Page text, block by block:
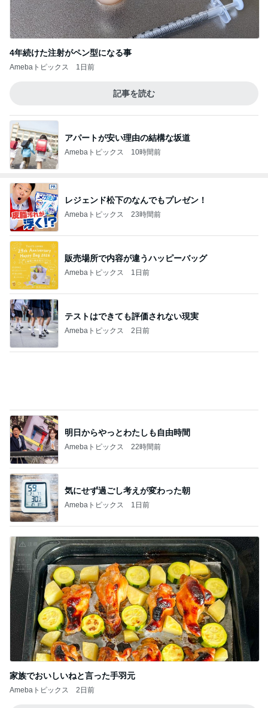
4年続けた注射がペン型になる事
Amebaトピックス 1日前
記事を読む
アパートが安い理由の結構な坂道
Amebaトピックス 10時間前
レジェンド松下のなんでもプレゼン！
Amebaトピックス 23時間前
販売場所で内容が違うハッピーバッグ
Amebaトピックス 1日前
テストはできても評価されない現実
Amebaトピックス 2日前
気にせず過ごし考えが変わった朝
Amebaトピックス 1日前
家族でおいしいねと言った手羽元
Amebaトピックス 2日前
記事を読む